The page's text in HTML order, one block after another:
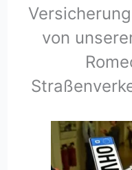
von